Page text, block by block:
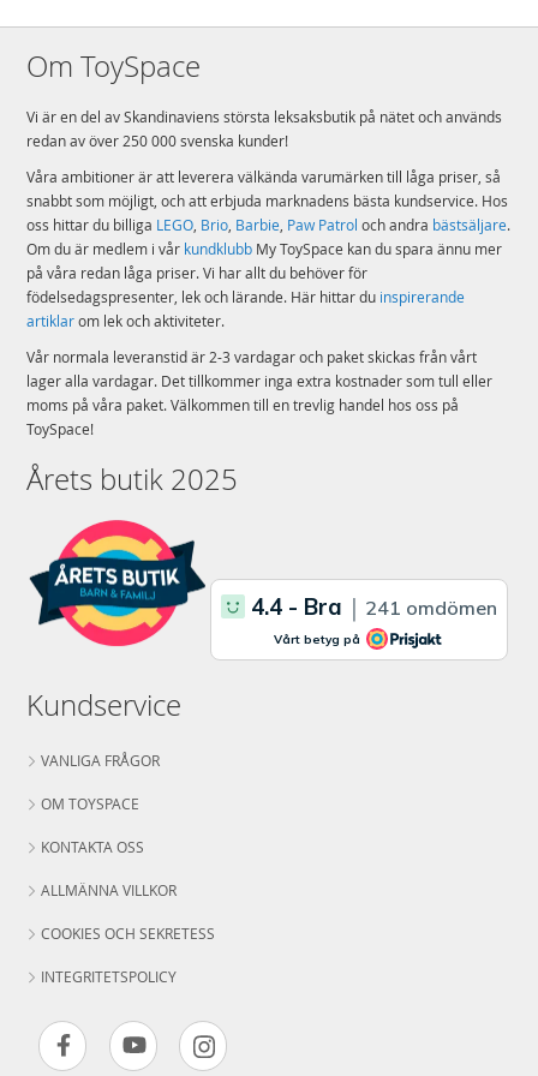
Om ToySpace
Vi är en del av Skandinaviens största leksaksbutik på nätet och används
redan av över 250 000 svenska kunder!
Våra ambitioner är att leverera välkända varumärken till låga priser, så
snabbt som möjligt, och att erbjuda marknadens bästa kundservice. Hos
oss hittar du billiga LEGO Brio Barbie Paw Patrol och andra bästsäljare.
Om du är medlem i vår kundklubb My ToySpace kan du spara ännu mer
på våra redan låga priser. Vi har allt du behöver för
födelsedagspresenter, lek och lärande. Här hittar du inspirerande
artiklarom lek och aktiviteter.
Vår normala leveranstid är 2-3 vardagar och paket skickas från vårt
lager alla vardagar. Det tillkommer inga extra kostnader som tull eller
moms på våra paket. Välkommen till en trevlig handel hos oss på
ToySpace!
Årets butik 2025
Kundservice
VANLIGA FRÅGOR
OM TOYSPACE
KONTAKTA OSS
ALLMÄNNA VILLKOR
COOKIES OCH SEKRETESS
INTEGRITETSPOLICY